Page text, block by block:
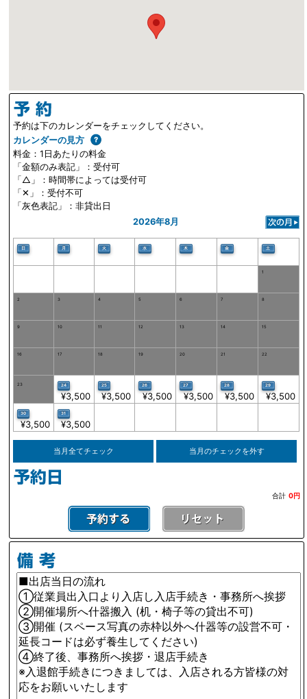
予約は下のカレンダーをチェックしてください。
カレンダーの見方
料金：1日あたりの料金
「金額のみ表記」：受付可
「△」：時間帯によっては受付可
「✕」：受付不可
「灰色表記」：非貸出日
2026年8月
日 月 火 水 木 金 土
1
2 3 4 5 6 7 8
9 10 11 12 13 14 15
16 17 18 19 20 21 22
23 24
¥3,500
25
¥3,500
26
¥3,500
27
¥3,500
28
¥3,500
29
¥3,500
30
¥3,500
31
¥3,500
当月全てチェック 当月のチェックを外す
合計 0円